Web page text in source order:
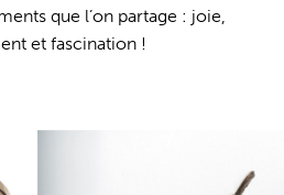
que l’on partage : joie,
et fascination !